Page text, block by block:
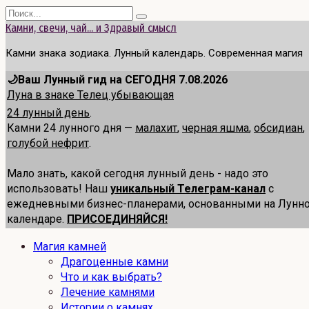
Перейти
к
Search
for:
Камни, свечи, чай... и Здравый смысл
Камни знака зодиака. Лунный календарь. Современная магия
🌙Ваш Лунный гид на СЕГОДНЯ 7.08.2026
Луна в знаке Телец убывающая
24 лунный день.
Камни 24 лунного дня — малахит, черная яшма, обсидиан,
голубой нефрит.
Мало знать, какой сегодня лунный день - надо это
использовать! Наш уникальный Телеграм-канал с
ежедневными бизнес-планерами, основанными на
календаре. ПРИСОЕДИНЯЙСЯ!
Магия камней
Драгоценные камни
Что и как выбрать?
Лечение камнями